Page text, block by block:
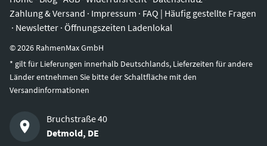
Zahlung & Versand · Impressum · FAQ | Häufig gestellte Fragen
· Newsletter · Öffnungszeiten Ladenlokal
©2026 RahmenMax GmbH
* gilt für Lieferungen innerhalb Deutschlands, Lieferzeiten für andere
Länder entnehmen Sie bitte der Schaltfläche mit den
Versandinformationen
Bruchstraße 40
Detmold, DE